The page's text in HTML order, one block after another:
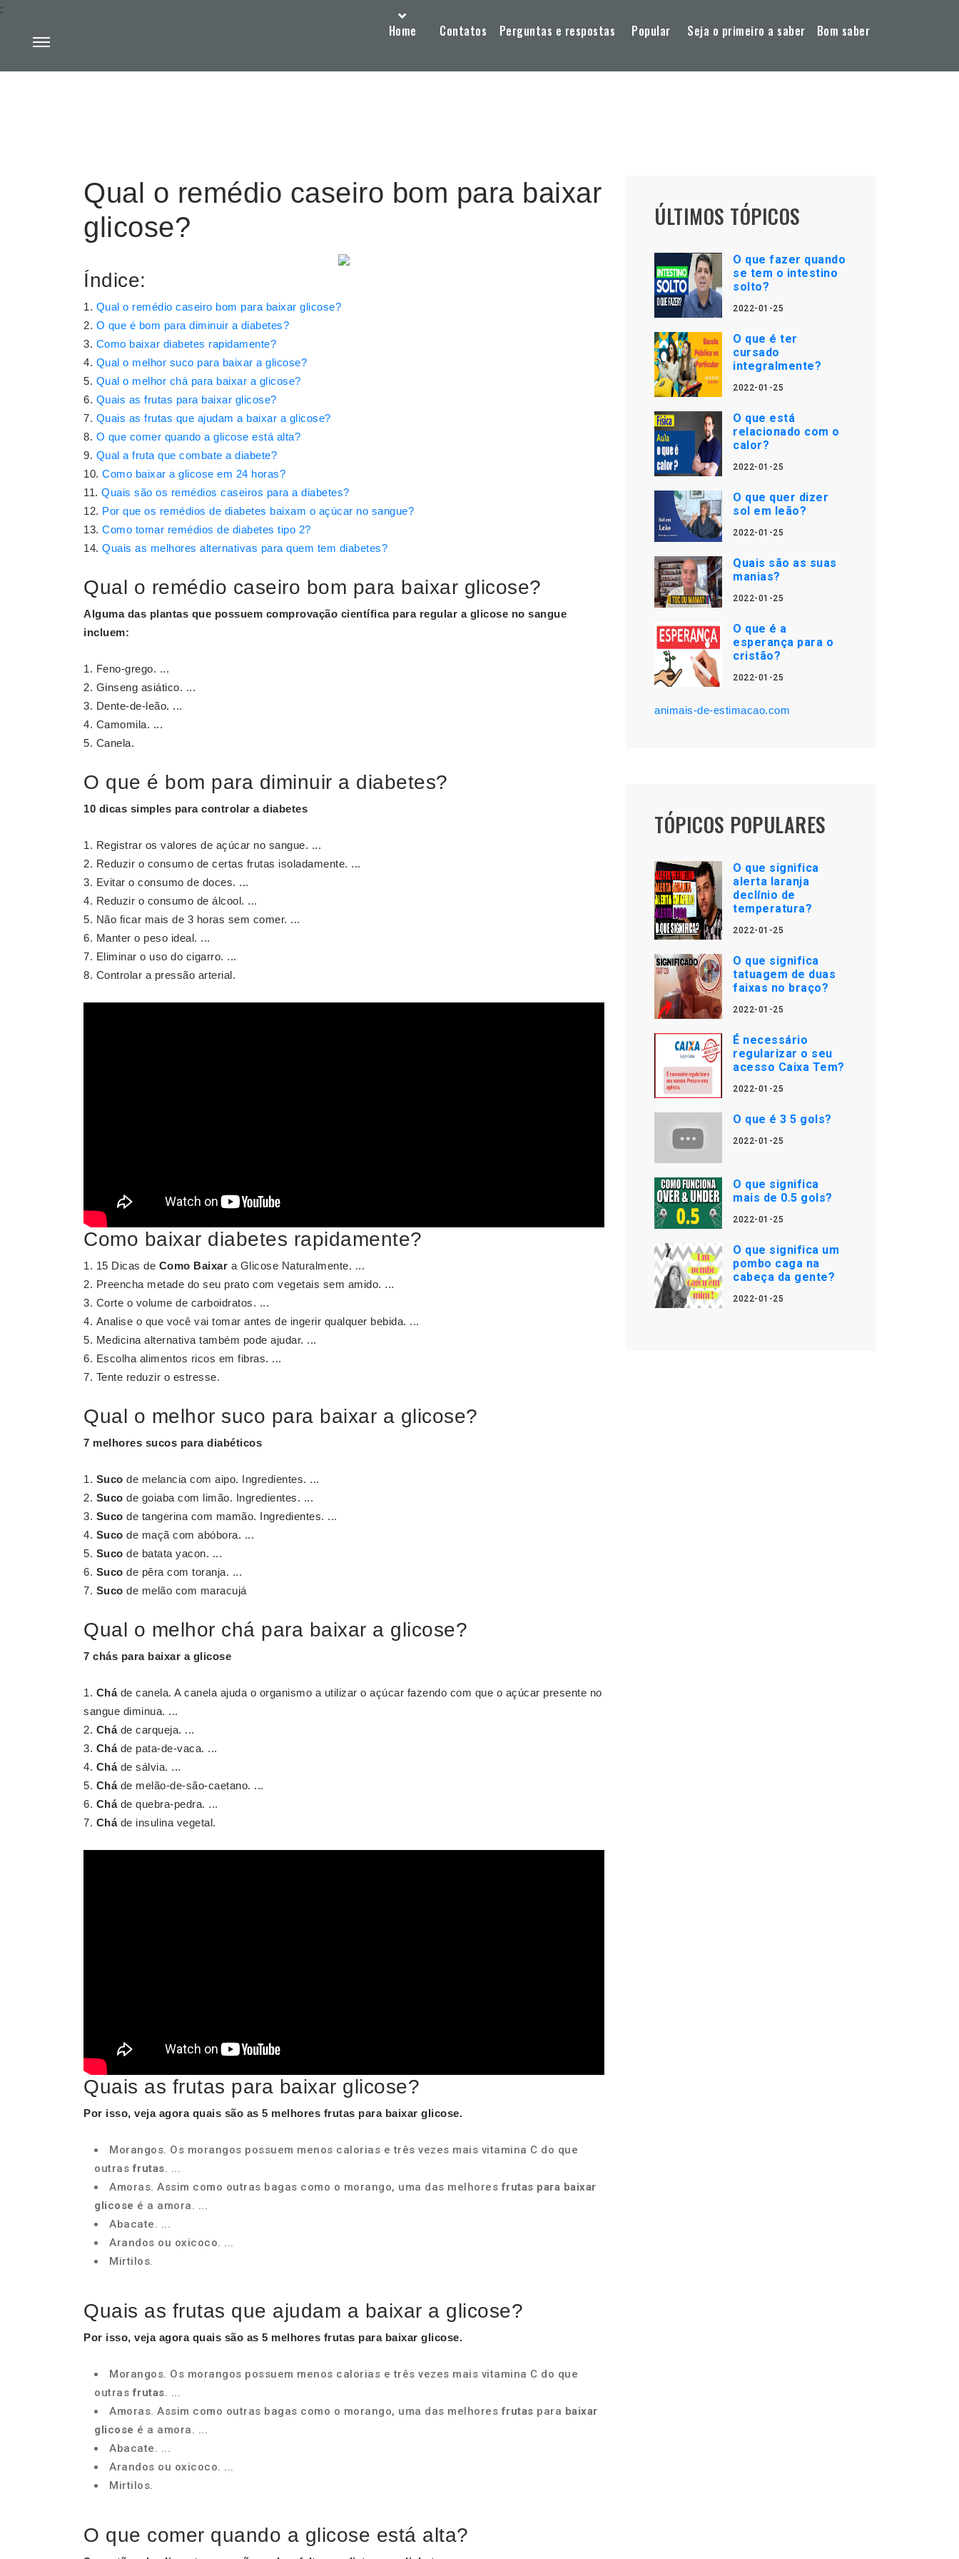
Home Contatos Perguntas e respostas Popular Seja o primeiro a saber Bom saber
:
Qual o remédio caseiro bom para baixar
glicose?
Índice:
Qual o remédio caseiro bom para baixar glicose?
O que é bom para diminuir a diabetes?
Como baixar diabetes rapidamente?
Qual o melhor suco para baixar a glicose?
Qual o melhor chá para baixar a glicose?
Quais as frutas para baixar glicose?
Quais as frutas que ajudam a baixar a glicose?
O que comer quando a glicose está alta?
Qual a fruta que combate a diabete?
Como baixar a glicose em 24 horas?
Quais são os remédios caseiros para a diabetes?
Por que os remédios de diabetes baixam o açúcar no sangue?
Como tomar remédios de diabetes tipo 2?
Quais as melhores alternativas para quem tem diabetes?
Qual o remédio caseiro bom para baixar glicose?
Alguma das plantas que possuem comprovação científica para regular a glicose no sangue
incluem:
Feno-grego. ...
Ginseng asiático. ...
Dente-de-leão. ...
Camomila. ...
Canela.
O que é bom para diminuir a diabetes?
10 dicas simples para controlar a diabetes
Registrar os valores de açúcar no sangue. ...
Reduzir o consumo de certas frutas isoladamente. ...
Evitar o consumo de doces. ...
Reduzir o consumo de álcool. ...
Não ficar mais de 3 horas sem comer. ...
Manter o peso ideal. ...
Eliminar o uso do cigarro. ...
Controlar a pressão arterial.
Como baixar diabetes rapidamente?
15 Dicas de Como Baixar a Glicose Naturalmente. ...
Preencha metade do seu prato com vegetais sem amido. ...
Corte o volume de carboidratos. ...
Analise o que você vai tomar antes de ingerir qualquer bebida. ...
Medicina alternativa também pode ajudar. ...
Escolha alimentos ricos em fibras. ...
Tente reduzir o estresse.
Qual o melhor suco para baixar a glicose?
7 melhores sucos para diabéticos
Suco de melancia com aipo. Ingredientes. ...
Suco de goiaba com limão. Ingredientes. ...
Suco de tangerina com mamão. Ingredientes. ...
Suco de maçã com abóbora. ...
Suco de batata yacon. ...
Suco de pêra com toranja. ...
Suco de melão com maracujá
Qual o melhor chá para baixar a glicose?
7 chás para baixar a glicose
Cháde canela. A canela ajuda o organismo a utilizar o açúcar fazendo com que o açúcar presente no
sangue diminua. ...
Cháde carqueja. ...
Cháde pata-de-vaca. ...
Cháde sálvia. ...
Cháde melão-de-são-caetano. ...
Cháde quebra-pedra. ...
Cháde insulina vegetal.
Quais as frutas para baixar glicose?
Por isso, veja agora quais são as 5 melhores frutas para baixar glicose.
Morangos. Os morangos possuem menos calorias e três vezes mais vitamina C do que
outrasfrutas. ...
Amoras. Assim como outras bagas como o morango, uma das melhoresfrutas para baixar
glicose é a amora. ...
Abacate. ...
Arandos ou oxicoco. ...
Mirtilos.
Quais as frutas que ajudam a baixar a glicose?
Por isso, veja agora quais são as 5 melhores frutas para baixar glicose.
Morangos. Os morangos possuem menos calorias e três vezes mais vitamina C do que
outrasfrutas. ...
Amoras. Assim como outras bagas como o morango, uma das melhoresfrutas para baixar
glicose é a amora. ...
Abacate. ...
Arandos ou oxicoco. ...
Mirtilos.
O que comer quando a glicose está alta?
ÚLTIMOS TÓPICOS
O que fazer quando
se tem o intestino
solto?
2022-01-25
O que é ter
cursado
integralmente?
2022-01-25
O que está
relacionado com o
calor?
2022-01-25
O que quer dizer
sol em leão?
2022-01-25
Quais são as suas
manias?
2022-01-25
O que é a
esperança para o
cristão?
2022-01-25
animais-de-estimacao.com
TÓPICOS POPULARES
O que significa
alerta laranja
declínio de
temperatura?
2022-01-25
O que significa
tatuagem de duas
faixas no braço?
2022-01-25
É necessário
regularizar o seu
acesso Caixa Tem?
2022-01-25
O que é 3 5 gols?
2022-01-25
O que significa
mais de 0.5 gols?
2022-01-25
O que significa um
pombo caga na
cabeça da gente?
2022-01-25